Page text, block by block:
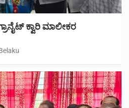
ಕ್ವಾರಿ ಮಾಲೀಕರ